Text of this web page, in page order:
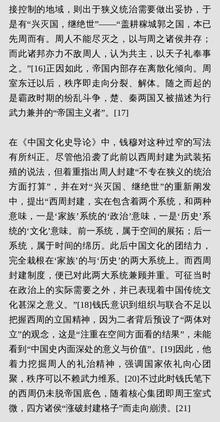
接控制的地域，则出于狭义统治需要做出妥协，于
是有“兴灭国，继绝世”——“盖耕稼城郭之国，本已
先周而有。周人不能尽灭之，以与周之诸侯并存；
而此诸邦亦力不敌周人，认为共主，以天子礼奉事
之。”[16]正因如此，帝国内部存在离散化倾向。周
室东迁以后，秩序即走向分裂、解体。随之而起的
是霸政时期的纷乱斗争，楚、秦两国又被描述为行
武力兼并的“帝国主义者”。[17]
在《中国文化史导论》中，钱穆对这种过窄的写法
有所纠正。尽管他沿袭了此前以西周封建为武装拓
殖的说法，但着重指出周人封建“不专在狭义的统治
方面打算”，并在对“兴灭国、继绝世”的重新阐发
中，提出“西周封建，实在包含着两个系统，和两种
意味，一是‘家族’系统的‘政治’意味，一是‘历史’系
统的‘文化’意味。前一系统，属于空间的展拓；后一
系统，属于时间的绵历。此后中国文化的团结力，
完全栽根在‘家族’的与‘历史’的两大系统上。而西周
封建制度，便已对此两大系统兼顾并重。可征当时
在政治上的实际需要之外，并已表现着中国传统文
化甚深之意义。”[18]钱氏意识到组织与联合不足以
把握西周的立国精神，因为二者背后预设了“两体对
立”的观念，这是“注重在空间方面看的结果”，未能
看到“中国史内面深处的意义与价值”。[19]因此，他
着力挖掘周人的礼治精神，强调国家依礼向心团
聚，秩序可以不赖武力维系。[20]不过此时钱氏笔下
的西周仍未脱帝国底色，随着核心集团即周王室式
微，四方诸侯“涨破封建格子”而走向崩溃。[21]